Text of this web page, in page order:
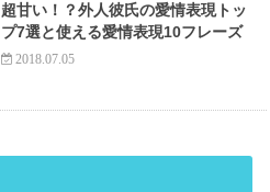
超甘い！？外人彼氏の愛情表現トッ
プ7選と使える愛情表現10フレーズ
2018.07.05